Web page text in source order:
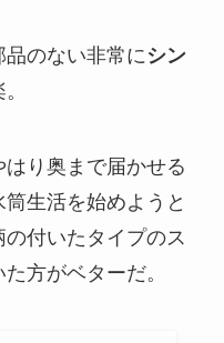
のない非常にシン
り奥まで届かせる
生活を始めようと
付いたタイプのス
方がベターだ。